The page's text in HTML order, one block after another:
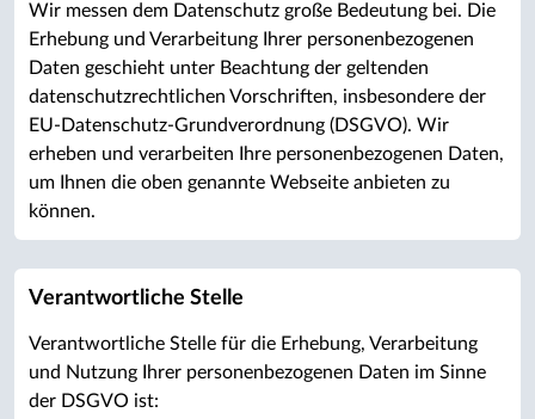
Wir messen dem Datenschutz große Bedeutung bei. Die
Erhebung und Verarbeitung Ihrer personenbezogenen
Daten geschieht unter Beachtung der geltenden
datenschutzrechtlichen Vorschriften, insbesondere der
EU-Datenschutz-Grundverordnung (DSGVO). Wir
erheben und verarbeiten Ihre personenbezogenen Daten,
um Ihnen die oben genannte Webseite anbieten zu
können.
Verantwortliche Stelle
Verantwortliche Stelle für die Erhebung, Verarbeitung
und Nutzung Ihrer personenbezogenen Daten im Sinne
der DSGVO ist: